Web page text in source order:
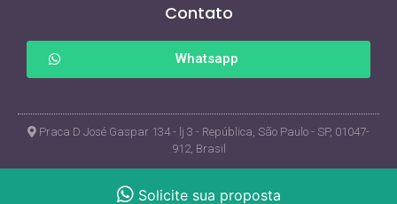
Solicite sua proposta
Contato
Whatsapp
Praca D José Gaspar 134 - lj 3 - República, São Paulo - SP, 01047-
912, Brasil